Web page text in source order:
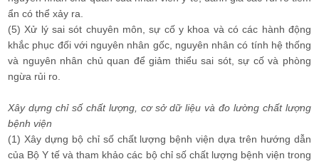
ẩn có thể xảy ra.
(5) Xử lý sai sót chuyên môn, sự cố y khoa và có các hành động
khắc phục đối với nguyên nhân gốc, nguyên nhân có tính hệ thống
và nguyên nhân chủ quan để giảm thiểu sai sót, sự cố và phòng
ngừa rủi ro.
Xây dựng chỉ số chất lượng, cơ sở dữ liệu và đo lường chất lượng
bệnh viện
(1) Xây dựng bộ chỉ số chất lượng bệnh viện dựa trên hướng dẫn
của Bộ Y tế và tham khảo các bộ chỉ số chất lượng bệnh viện trong